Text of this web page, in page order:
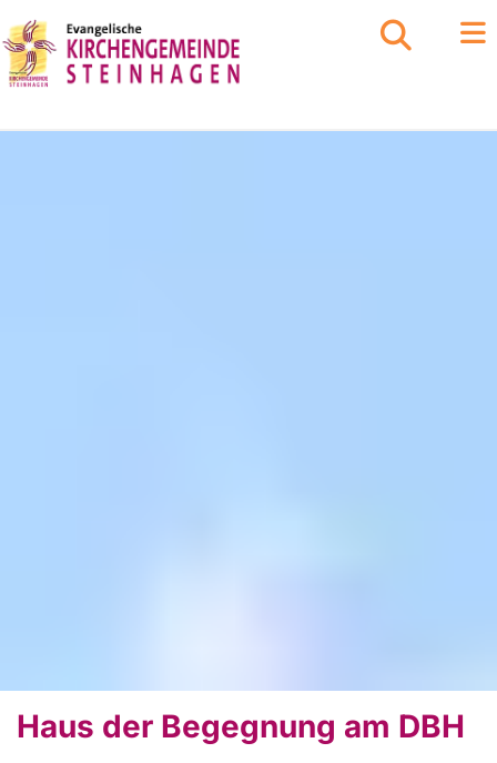
Haus der Begegnung am DBH